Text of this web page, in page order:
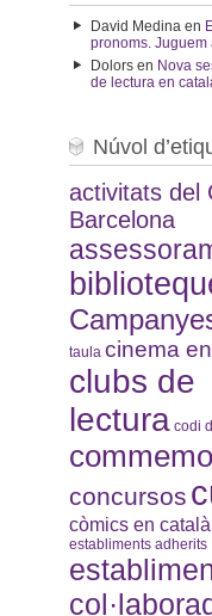
David Medinaen
pronoms. Juguem
Dolorsen Nova
de lectura en
Núvol
activitats del
Barcelona
taula cinema
clubs de
lectura codi
concursos
còmics en català
establiments adherits